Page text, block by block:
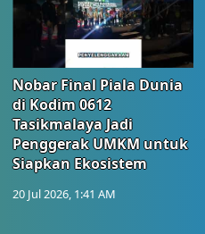
Nobar Final Piala Dunia
di Kodim 0612
Tasikmalaya Jadi
Penggerak UMKM untuk
Siapkan Ekosistem
20 Jul 2026, 1:41 AM